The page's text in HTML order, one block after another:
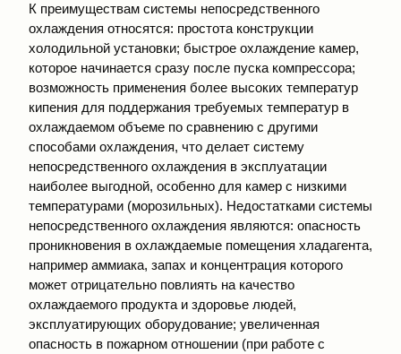
К преимуществам системы непосредственного
охлаждения относятся: простота конструкции
холодильной установки; быстрое охлаждение камер,
которое начинается сразу после пуска компрессора;
возможность применения более высоких температур
кипения для поддержания требуемых температур в
охлаждаемом объеме по сравнению с другими
способами охлаждения, что делает систему
непосредственного охлаждения в эксплуатации
наиболее выгодной, особенно для камер с низкими
температурами (морозильных). Недостатками системы
непосредственного охлаждения являются: опасность
проникновения в охлаждаемые помещения хладагента,
например аммиака, запах и концентрация которого
может отрицательно повлиять на качество
охлаждаемого продукта и здоровье людей,
эксплуатирующих оборудование; увеличенная
опасность в пожарном отношении (при работе с